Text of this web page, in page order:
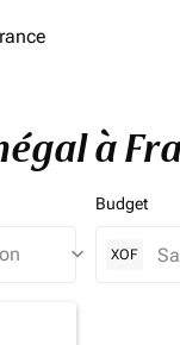
à
keyboard_arrow_down
Budget
XOF